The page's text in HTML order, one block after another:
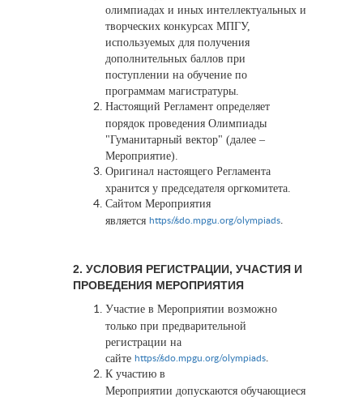
олимпиадах и иных интеллектуальных и
творческих конкурсах MПГУ,
используемых для получения
дополнительных баллов при
поступлении на обучение по
программам магистратуры.
Настоящий Регламент определяет
порядок проведения Олимпиады
"Гуманитарный вектор" (далее –
Мероприятие).
Оригинал настоящего Регламента
хранится у председателя оргкомитета.
Сайтом Мероприятия
является https://sdo.mpgu.org/olympiads.
2. УСЛОВИЯ РЕГИСТРАЦИИ, УЧАСТИЯ И
ПРОВЕДЕНИЯ МЕРОПРИЯТИЯ
Участие в Мероприятии возможно
только при предварительной
регистрации на
сайте https://sdo.mpgu.org/olympiads.
К участию в
Мероприятии допускаются обучающиеся